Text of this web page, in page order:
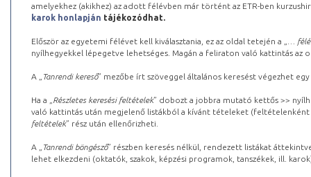
amelyekhez (akikhez) az adott félévben már történt az ETR-ben
karok honlapján tájékozódhat.
Először az egyetemi félévet kell kiválasztania, ez az oldal tetején a „
…
nyílhegyekkel lépegetve lehetséges. Magán a feliraton való kattintás az
A „ Tanrendi kereső” mezőbe írt szöveggel általános keresést végezhet
Ha a „ Részletes keresési feltételek” dobozt a jobbra mutató kettős >>
való kattintás után megjelenő listákból a kívánt tételeket (feltételenként
feltételek” rész után ellenőrizheti.
A „ Tanrendi böngésző” részben keresés nélkül, rendezett listákat
lehet elkezdeni (oktatók, szakok, képzési programok, tanszékek, ill.